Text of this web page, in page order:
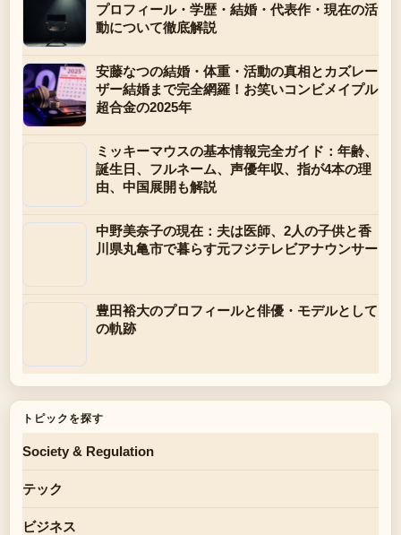
プロフィール・学歴・結婚・代表作・現在の活
動について徹底解説
安藤なつの結婚・体重・活動の真相とカズレー
ザー結婚まで完全網羅！お笑いコンビメイプル
超合金の2025年
ミッキーマウスの基本情報完全ガイド：年齢、
誕生日、フルネーム、声優年収、指が4本の理
由、中国展開も解説
中野美奈子の現在：夫は医師、2人の子供と香
川県丸亀市で暮らす元フジテレビアナウンサー
豊田裕大のプロフィールと俳優・モデルとして
の軌跡
トピックを探す
Society & Regulation
テック
ビジネス